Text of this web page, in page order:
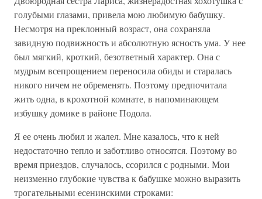
голубыми глазами, привела мою любимую бабушку.
Несмотря на преклонный возраст, она сохраняла
завидную подвижность и абсолютную ясность ума. У нее
был мягкий, кроткий, безответный характер. Она с
мудрым всепрощением переносила обиды и старалась
никого ничем не обременять. Поэтому предпочитала
жить одна, в крохотной комнате, в напоминающем
избушку домике в районе Подола.
Я ее очень любил и жалел. Мне казалось, что к ней
недостаточно тепло и заботливо относятся. Поэтому во
время приездов, случалось, ссорился с родными. Мои
неизменно глубокие чувства к бабушке можно выразить
трогательными есенинскими строками: